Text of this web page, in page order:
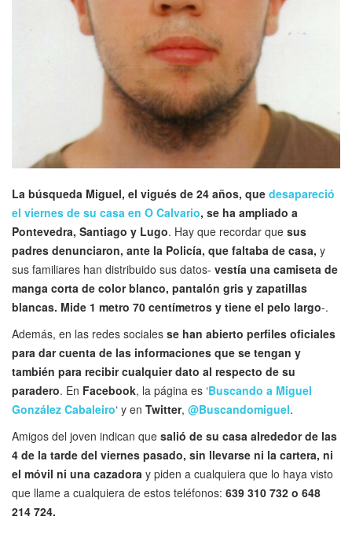
La búsqueda Miguel, el vigués de 24 años, que desapareció
el viernes de su casa en O Calvario, se ha ampliado a
Pontevedra, Santiago y Lugo. Hay que recordar que sus
padres denunciaron, ante la Policía, que faltaba de casa, y
sus familiares han distribuido sus datos- vestía una camiseta de
manga corta de color blanco, pantalón gris y zapatillas
blancas. Mide 1 metro 70 centímetros y tiene el pelo largo-.
Además, en las redes sociales se han abierto perfiles oficiales
para dar cuenta de las informaciones que se tengan y
también para recibir cualquier dato al respecto de su
paradero. En Facebook, la página es ‘Buscando a Miguel
González Cabaleiro‘ y en Twitter, @Buscandomiguel.
Amigos del joven indican que salió de su casa alrededor de las
4 de la tarde del viernes pasado, sin llevarse ni la cartera, ni
el móvil ni una cazadora y piden a cualquiera que lo haya visto
que llame a cualquiera de estos teléfonos: 639 310 732 o 648
214 724.